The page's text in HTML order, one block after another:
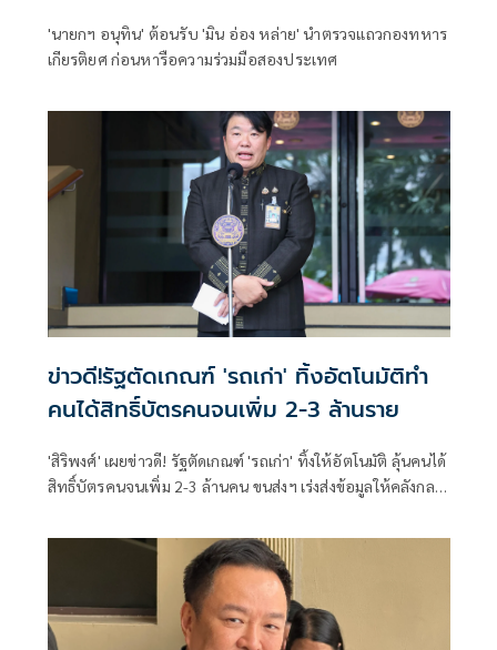
'นายกฯ อนุทิน' ต้อนรับ 'มิน อ่อง หล่าย' นำตรวจแถวกองทหาร
เกียรติยศ ก่อนหารือความร่วมมือสองประเทศ
ข่าวดี!รัฐตัดเกณฑ์ 'รถเก่า' ทิ้งอัตโนมัติทำ
คนได้สิทธิ์บัตรคนจนเพิ่ม 2-3 ล้านราย
'สิริพงศ์' เผยข่าวดี! รัฐตัดเกณฑ์ 'รถเก่า' ทิ้งให้อัตโนมัติ ลุ้นคนได้
สิทธิ์บัตรคนจนเพิ่ม 2-3 ล้านคน ขนส่งฯ เร่งส่งข้อมูลให้คลังกลาง